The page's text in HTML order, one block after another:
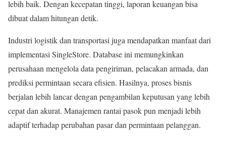
lebih baik. Dengan kecepatan tinggi, laporan keuangan bisa
dibuat dalam hitungan detik.
Industri logistik dan transportasi juga mendapatkan manfaat dari
implementasi SingleStore. Database ini memungkinkan
perusahaan mengelola data pengiriman, pelacakan armada, dan
prediksi permintaan secara efisien. Hasilnya, proses bisnis
berjalan lebih lancar dengan pengambilan keputusan yang lebih
cepat dan akurat. Manajemen rantai pasok pun menjadi lebih
adaptif terhadap perubahan pasar dan permintaan pelanggan.